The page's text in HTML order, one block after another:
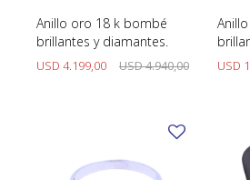
Anillo oro 18 k bombé
brillantes y diamantes.
USD 4.199,00 USD4.940,00 USD